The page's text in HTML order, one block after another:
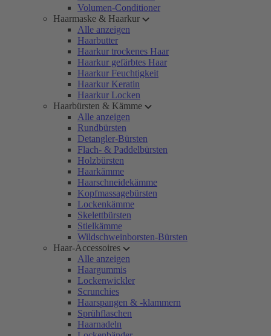
Volumen-Conditioner
Haarmaske & Haarkur
Alle anzeigen
Haarbutter
Haarkur trockenes Haar
Haarkur gefärbtes Haar
Haarkur Feuchtigkeit
Haarkur Keratin
Haarkur Locken
Haarbürsten & Kämme
Alle anzeigen
Rundbürsten
Detangler-Bürsten
Flach- & Paddelbürsten
Holzbürsten
Haarkämme
Haarschneidekämme
Kopfmassagebürsten
Lockenkämme
Skelettbürsten
Stielkämme
Wildschweinborsten-Bürsten
Haar-Accessoires
Alle anzeigen
Haargummis
Lockenwickler
Scrunchies
Haarspangen & -klammern
Sprühflaschen
Haarnadeln